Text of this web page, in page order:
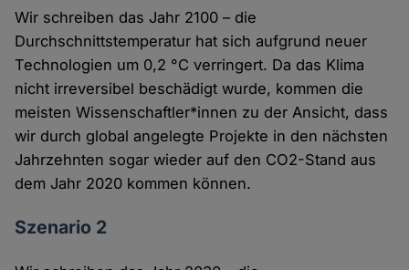
Wir schreiben das Jahr 2100 – die
Durchschnittstemperatur hat sich aufgrund neuer
Technologien um 0,2 °C verringert. Da das Klima
nicht irreversibel beschädigt wurde, kommen die
meisten Wissenschaftler*innen zu der Ansicht, dass
wir durch global angelegte Projekte in den nächsten
Jahrzehnten sogar wieder auf den CO2-Stand aus
dem Jahr 2020 kommen können.
Szenario 2